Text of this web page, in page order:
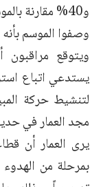
و40% مقارنة
وصفوا الموسم
ويتوقع
يستدعي اتباع
لتنشيط حركة
مجد العمار في
يرى العمار أن
بمرحلة من